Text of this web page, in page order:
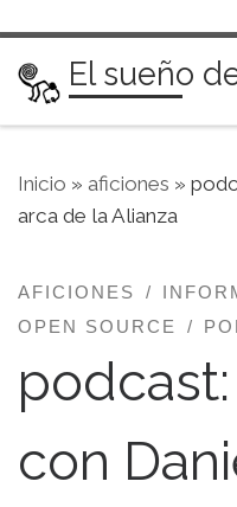
Saltar al contenido
El sueño
Inicio » aficiones »
arca de la Alianza
AFICIONES
OPEN SOURCE
con